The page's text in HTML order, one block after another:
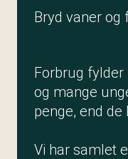
Bryd vaner
Forbrug
og mange
penge, end de
Vi har samlet